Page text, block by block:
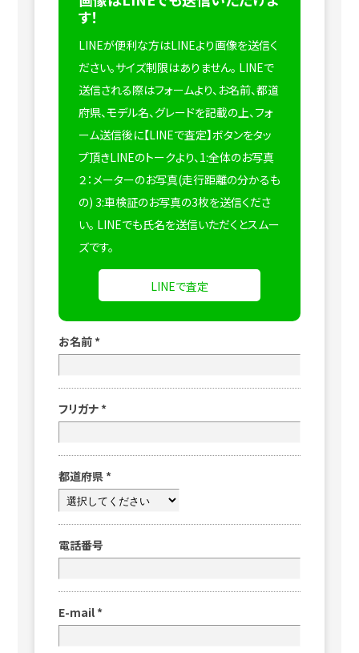
す！
LINEが便利な方はLINEより画像を送信く
ださい。サイズ制限はありません。 LINEで
送信される際はフォームより、お名前、都道
府県、モデル名、グレードを記載の上、フォ
ーム送信後に【LINEで査定】ボタンをタッ
プ頂きLINEのトークより、1:全体のお写真
２：メーターのお写真(走行距離の分かるも
の) 3:車検証のお写真の3枚を送信くださ
い。 LINEでも氏名を送信いただくとスムー
ズです。
LINEで査定
お名前 *
フリガナ *
都道府県 *
電話番号
E-mail *